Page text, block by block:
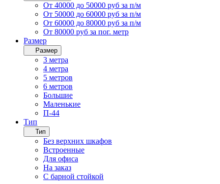
От 40000 до 50000 руб за п/м
От 50000 до 60000 руб за п/м
От 60000 до 80000 руб за п/м
От 80000 руб за пог. метр
Размер
Размер
3 метра
4 метра
5 метров
6 метров
Большие
Маленькие
П-44
Тип
Тип
Без верхних шкафов
Встроенные
Для офиса
На заказ
С барной стойкой